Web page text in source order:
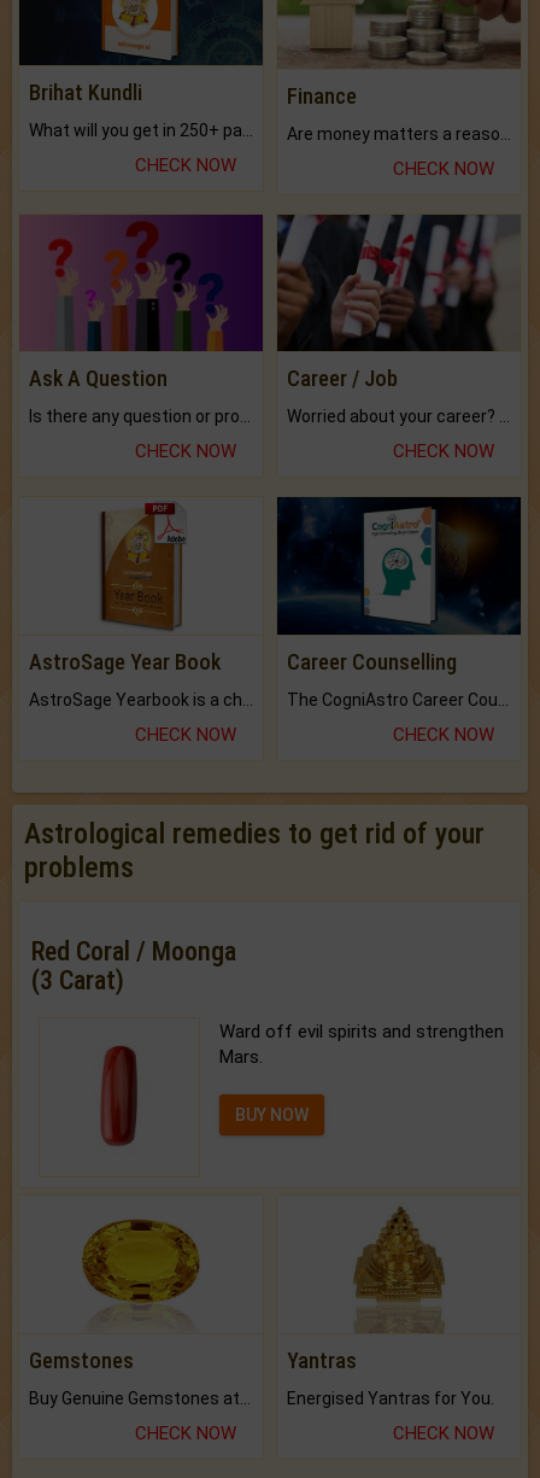
Brihat Kundli
CHECK NOW
Finance
CHECK NOW
Ask A Question
CHECK NOW
Career / Job
CHECK NOW
AstroSage Year Book
CHECK NOW
Career Counselling
CHECK NOW
Astrological remedies to get rid of your
problems
Red Coral / Moonga
(3 Carat)
Ward off evil spirits and strengthen
Mars.
BUY NOW
Gemstones
CHECK NOW
Yantras
Energised Yantras for You.
CHECK NOW